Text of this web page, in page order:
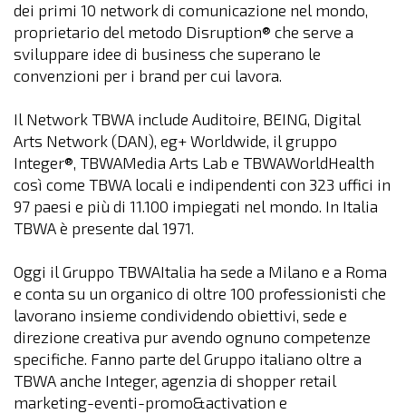
dei primi 10 network di comunicazione nel mondo,
proprietario del metodo Disruption® che serve a
sviluppare idee di business che superano le
convenzioni per i brand per cui lavora.
Il Network TBWA include Auditoire, BEING, Digital
Arts Network (DAN), eg+ Worldwide, il gruppo
Integer®, TBWAMedia Arts Lab e TBWAWorldHealth
così come TBWA locali e indipendenti con 323 uffici in
97 paesi e più di 11.100 impiegati nel mondo. In Italia
TBWA è presente dal 1971.
Oggi il Gruppo TBWAItalia ha sede a Milano e a Roma
e conta su un organico di oltre 100 professionisti che
lavorano insieme condividendo obiettivi, sede e
direzione creativa pur avendo ognuno competenze
specifiche. Fanno parte del Gruppo italiano oltre a
TBWA anche Integer, agenzia di shopper retail
marketing-eventi-promo&activation e